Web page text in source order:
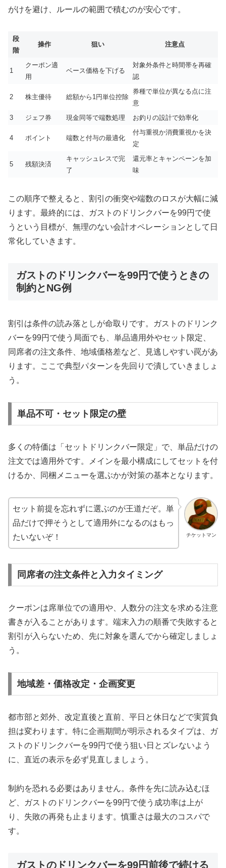
がけを避け、ルールの範囲で積むのが安心です。
段
階
操作 狙い 注意点
1
クーポン適
用
ベース価格を下げる
対象外条件と時間帯を再確
認
2 株主優待 総額から1円単位控除
券種で単位が異なる点に注
意
3
ジェフ券 現金同等で端数処理 お釣りの設計で効率化
4 ポイント 端数と付与の最適化
付与重視か消費重視かを決
定
5 残額決済
キャッシュレスで完
了
還元率とキャンペーンを加
味
この順序で整えると、割引の衝突や端数のロスが大幅に減
ります。最終的には、ガストのドリンクバーを99円で使
うという目標が、無理のない会計オペレーションとして日
常化していきます。
ガストのドリンクバーを99円で使うときの
制約とNG例
割引は条件の読み落としが命取りです。ガストのドリンク
バーを99円で使う局面でも、単品適用外やセット限定、
同席者の注文条件、地域価格差など、見逃しやすい罠があ
ります。ここで典型パターンを先回りで潰していきましょ
う。
単品不可・セット限定の壁
多くの特価は「セットドリンクバー限定」で、単品だけの
注文では適用外です。メインを最小構成にしてセットを付
けるか、同梱メニューを選ぶかが対策の基本となります。
チケットマン
セット前提を忘れずに選ぶのが王道だぞ。単
品だけで押そうとして適用外になるのはもっ
たいないぞ！
同席者の注文条件と入力タイミング
クーポンは席単位での適用や、人数分の注文を求める注意
書きが入ることがあります。端末入力の順番で失敗すると
割引が入らないため、先に対象を選んでから確定しましょ
う。
地域差・価格改定・企画変更
都市部と郊外、改定直後と直前、平日と休日などで実質負
担は変わります。特に企画期間が明示されるタイプは、ガ
ストのドリンクバーを99円で使う狙い日とズレないよう
に、直近の表示を必ず見直しましょう。
制約を恐れる必要はありません。条件を先に読み込むほ
ど、ガストのドリンクバーを99円で使う成功率は上が
り、失敗の再発も止まります。慎重さは最大のコスパで
す。
ガストのドリンクバーを99円前後で続ける